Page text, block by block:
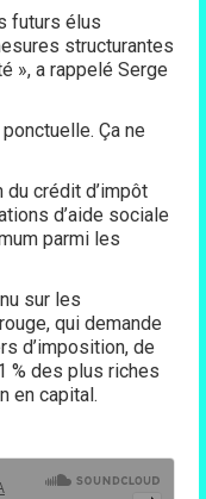
futurs élus
structurantes
», a rappelé Serge
Ça ne
du crédit d’impôt
d’aide sociale
parmi les
sur les
qui demande
d’imposition, de
% des plus riches
en capital.